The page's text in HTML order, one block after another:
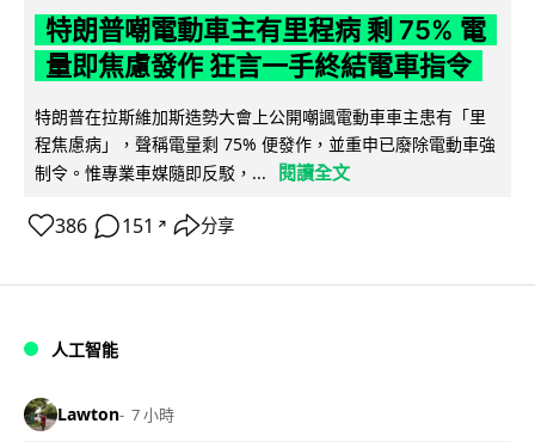
特朗普嘲電動車主有里程病 剩 75% 電
量即焦慮發作 狂言一手終結電車指令
特朗普在拉斯維加斯造勢大會上公開嘲諷電動車車主患有「里
程焦慮病」，聲稱電量剩 75% 便發作，並重申已廢除電動車強
制令。惟專業車媒隨即反駁，...
閱讀全文
386 151 ↗ 分享
人工智能
Lawton 7 小時